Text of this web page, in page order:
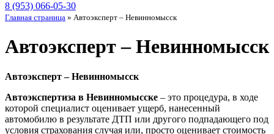
8 (953) 066-05-30
Главная страница » Автоэксперт – Невинномысск
Автоэксперт – Невинномысск
Автоэксперт – Невинномысск
Автоэкспертиза в Невинномысске – это процедура, в ходе
которой специалист оценивает ущерб, нанесенный
автомобилю в результате ДТП или другого подпадающего под
условия страхования случая или, просто оценивает стоимость